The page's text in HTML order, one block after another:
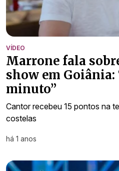
VÍDEO
Marrone fala
show em Goiânia:
minuto”
Cantor recebeu 15 pontos na
costelas
há 1 anos